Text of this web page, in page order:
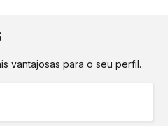
vantajosas para o seu perfil.